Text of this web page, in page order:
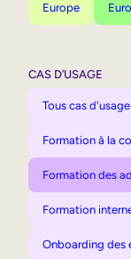
Europe
CAS D’USAGE
Tous cas d'usage
Formation à la
Formation des
Formation
Onboarding des